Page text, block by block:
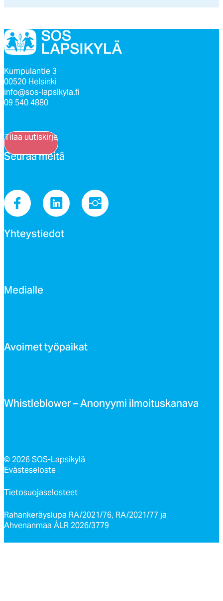
Kumpulantie 3
00520 Helsinki
info@sos-lapsikyla.fi
09 540 4880
Tilaa uutiskirje
Seu­raa mei­tä
Yh­teys­tie­dot
Me­dial­le
Avoi­met työ­pai­kat
Whist­leb­lo­wer – Ano­nyy­mi il­moi­tus­ka­na­va
© 2026 SOS-Lapsikylä
Evästeseloste
Tietosuojaselosteet
Rahankeräyslupa RA/2021/76, RA/2021/77 ja
Ahvenanmaa ÅLR 2026/3779